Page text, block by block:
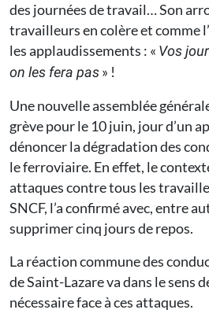
des journées de travail… Son
travailleurs en colère et comme
les applaudissements : « Vos
on les fera pas» !
Une nouvelle assemblée
grève pour le 10 juin, jour d’un
dénoncer la dégradation des
le ferroviaire. En effet, le
attaques contre tous les
SNCF, l’a confirmé avec, entre
supprimer cinq jours de repos.
La réaction commune des
de Saint-Lazare va dans le sens
nécessaire face à ces attaques.